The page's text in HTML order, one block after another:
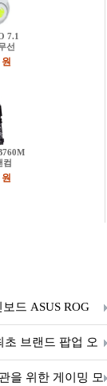
드 ASUS ROG
브랜드 팝업 오
을 위한 게이밍 모